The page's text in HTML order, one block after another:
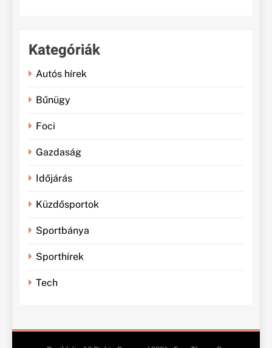
Kategóriák
Autós hírek
Bűnügy
Foci
Gazdaság
Időjárás
Küzdősportok
Sportbánya
Sporthírek
Tech